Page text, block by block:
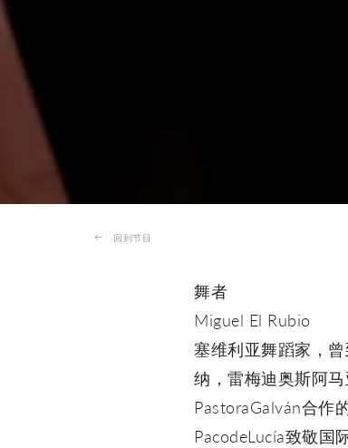
回到节目
舞者
Miguel El Rubio
塞维利亚舞蹈家，
纳，雷梅迪奥斯阿
PastoraGalván合作
PacodeLucía致敬国